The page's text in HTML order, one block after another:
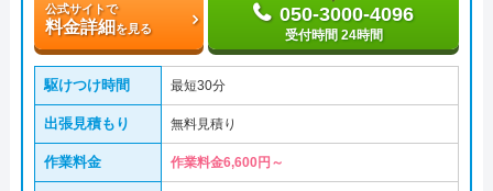
公式サイトで
料金詳細を見る
050-3000-4096
受付時間 24時間
駆けつけ時間 最短30分
出張見積もり 無料見積り
作業料金 作業料金6,600円～